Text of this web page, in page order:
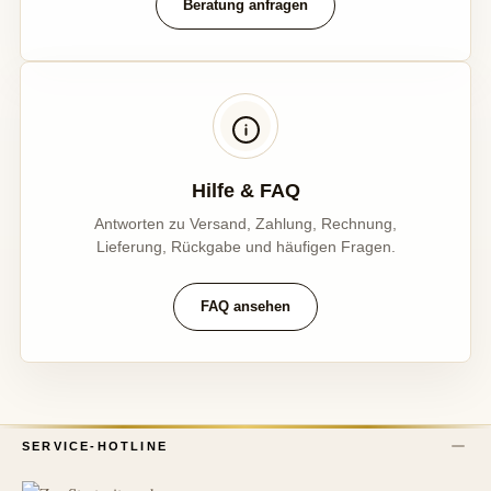
Beratung anfragen
Hilfe & FAQ
Antworten zu Versand, Zahlung, Rechnung,
Lieferung, Rückgabe und häufigen Fragen.
FAQ ansehen
SERVICE-HOTLINE